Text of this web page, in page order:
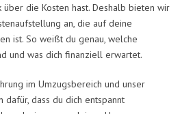
die Kosten hast. Deshalb bieten wir
an, die auf deine
ist. So weißt du genau, welche
und was dich finanziell erwartet.
im Umzugsbereich und unser
dafür, dass du dich entspannt